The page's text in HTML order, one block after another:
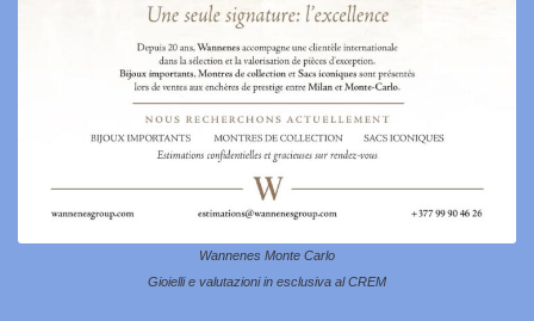
Wannenes Monte Carlo
Gioielli e valutazioni in esclusiva al CREM